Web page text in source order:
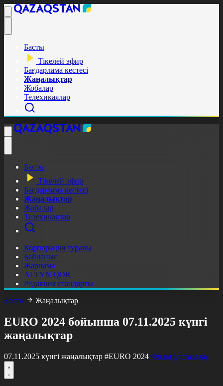
Басты
Тікелей эфир
Бағдарлама кестесі
Жаңалықтар
Жобалар
Телехикаялар
Басты
Тікелей эфир
Бағдарлама кестесі
Жаңалықтар
Жобалар
Телехикаялар
Корпорация туралы
Байланыс
Жарнама
ALTYN QOR
Редакция стандарты
Басты
Жаңалықтар
EURO 2024 бойынша 07.11.2025 күнгі
жаңалықтар
07.11.2025 күнгі жаңалықтар #EURO 2024 Фильтрді тазалау